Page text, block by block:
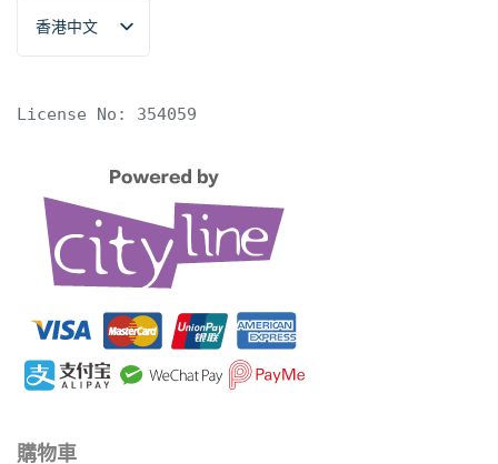
香港中文
English
License No: 354059
購物車